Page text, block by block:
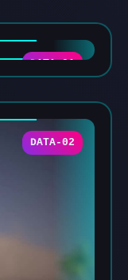
DATA-01
DATA-02